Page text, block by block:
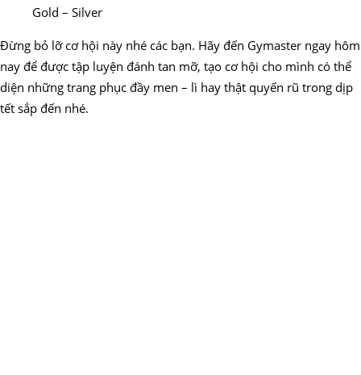
Gold – Silver
Đừng bỏ lỡ cơ hội này nhé các bạn. Hãy đến Gymaster ngay hôm
nay để được tập luyện đánh tan mỡ, tạo cơ hội cho mình có thể
diện những trang phục đầy men – lì hay thật quyến rũ trong dịp
tết sắp đến nhé.